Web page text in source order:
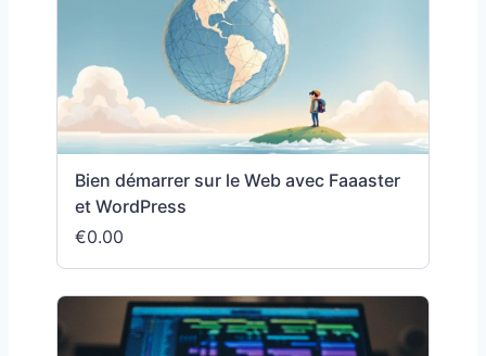
Bien démarrer sur le Web avec Faaaster
et WordPress
€0.00